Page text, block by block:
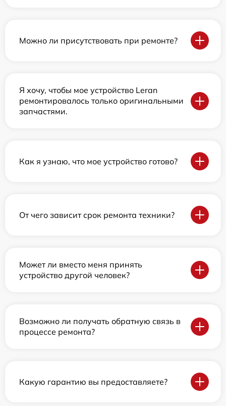
Можно ли присутствовать при ремонте?
Я хочу, чтобы мое устройство Leran
ремонтировалось только оригинальными
запчастями.
Как я узнаю, что мое устройство готово?
От чего зависит срок ремонта техники?
Может ли вместо меня принять
устройство другой человек?
Возможно ли получать обратную связь в
процессе ремонта?
Какую гарантию вы предоставляете?